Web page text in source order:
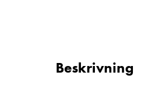
Beskrivning